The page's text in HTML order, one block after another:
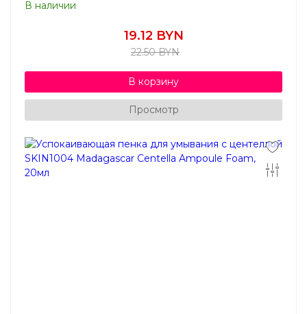
В наличии
19.12 BYN
22.50 BYN
В корзину
Просмотр